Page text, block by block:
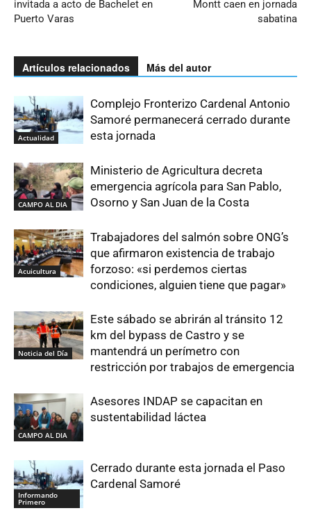
invitada a acto de Bachelet en
Puerto Varas
Montt caen en jornada
sabatina
Artículos relacionados Más del autor
Actualidad
Complejo Fronterizo Cardenal Antonio
Samoré permanecerá cerrado durante
esta jornada
CAMPO AL DIA
Ministerio de Agricultura decreta
emergencia agrícola para San Pablo,
Osorno y San Juan de la Costa
Acuicultura
Trabajadores del salmón sobre ONG’s
que afirmaron existencia de trabajo
forzoso: «si perdemos ciertas
condiciones, alguien tiene que pagar»
Noticia del Día
Este sábado se abrirán al tránsito 12
km del bypass de Castro y se
mantendrá un perímetro con
restricción por trabajos de emergencia
CAMPO AL DIA
Asesores INDAP se capacitan en
sustentabilidad láctea
Informando
Primero
Cerrado durante esta jornada el Paso
Cardenal Samoré